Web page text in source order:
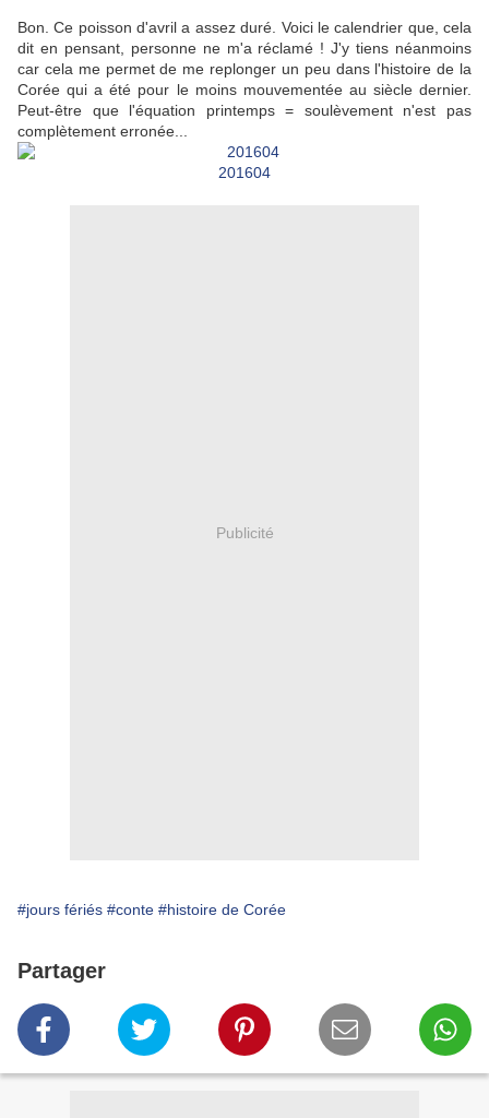
Bon. Ce poisson d'avril a assez duré. Voici le calendrier que, cela
dit en pensant, personne ne m'a réclamé ! J'y tiens néanmoins
car cela me permet de me replonger un peu dans l'histoire de la
Corée qui a été pour le moins mouvementée au siècle dernier.
Peut-être que l'équation printemps = soulèvement n'est pas
complètement erronée...
201604
Publicité
#jours fériés #conte #histoire de Corée
Partager